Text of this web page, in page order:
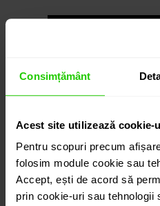
Consimțământ
Acest site utilizează cookie-
Pentru scopuri precum
folosim module cookie sau
Accept, ești de acord să
prin cookie-uri sau tehnologii
PROGRAMEAZĂ O
DETALII
CERCEI ALLEGRIA
Cercei realizati in aur